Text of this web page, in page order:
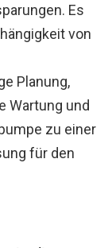
Es
von
Planung,
Wartung und
zu einer
für den